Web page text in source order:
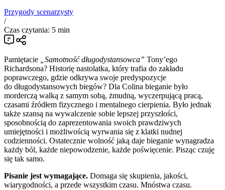
Przygody scenarzysty
/
Czas czytania: 5 min
Pamiętacie „Samotność długodystansowca” Tony’ego
Richardsona? Historię nastolatka, który trafia do zakładu
poprawczego, gdzie odkrywa swoje predyspozycje
do długodystansowych biegów? Dla Colina bieganie było
morderczą walką z samym sobą, żmudną, wyczerpującą pracą,
czasami źródłem fizycznego i mentalnego cierpienia. Było jednak
także szansą na wywalczenie sobie lepszej przyszłości,
sposobnością do zaprezentowania swoich prawdziwych
umiejętności i możliwością wyrwania się z klatki nudnej
codzienności. Ostatecznie wolność jaką daje bieganie wynagradza
każdy ból, każde niepowodzenie, każde poświęcenie. Pisząc czuję
się tak samo.
Pisanie jest wymagające. Domaga się skupienia, jakości,
wiarygodności, a przede wszystkim czasu. Mnóstwa czasu.